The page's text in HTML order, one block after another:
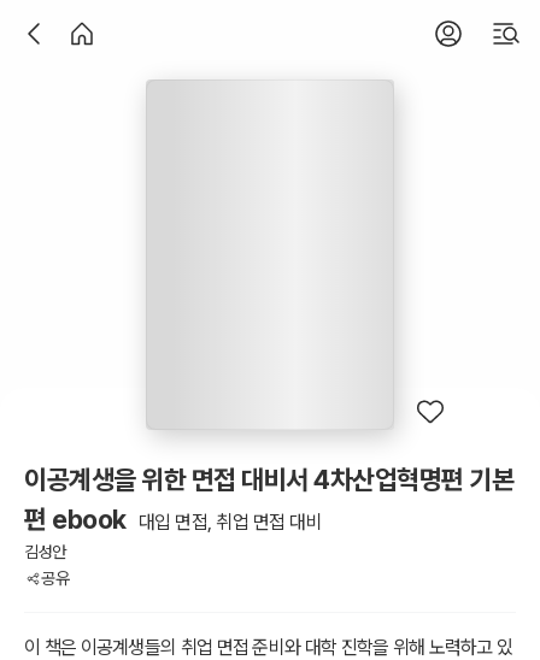
이공계생을 위한 면접 대비서 4차산업혁명편 기본
편 ebook
대입 면접, 취업 면접 대비
김성안
공유
이 책은 이공계생들의 취업 면접 준비와 대학 진학을 위해 노력하고 있